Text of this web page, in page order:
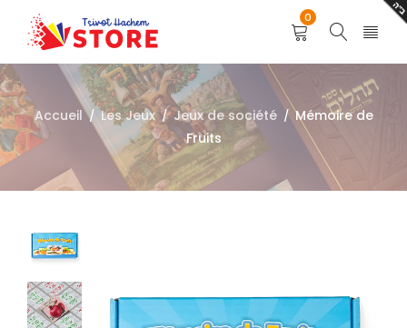
0
Accueil / Les Jeux / Jeux de société / Mémoire de
Fruits